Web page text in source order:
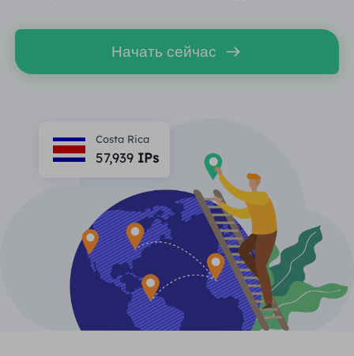
Неограниченный резидентный прокси
Прокси-провайдер
Исследование рынка
SEO-мониторинг
Проверка рекламы
Веб-скрапинг и сканирование
Посмотреть все
ПАРТНЕРЫ
БЕСПЛАТНЫЕ ИНСТРУМЕНТЫ
Прокси-проверка
Список бесплатных прокси
ПОМОЩЬ
Часто задаваемые вопросы
Блог
Руководство пользователя
ИНТЕГРАЦИИ
Русский
English
Việt Nam
НаслаждатьсяСкидка 77%и действуйте
сейчас!
Жилье $0/ГБ Неограниченно $0/день
Авторизоваться Зарегистрироваться
Начать сейчас
Costa Rica
57,939IPs